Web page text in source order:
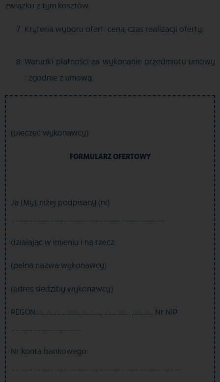
związku z tym kosztów.
Kryteria wyboru ofert: cena, czas realizacji oferty.
Warunki płatności za wykonanie przedmiotu umowy
: zgodnie z umową.
(pieczęć wykonawcy)
FORMULARZ OFERTOWY
Ja (My), niżej podpisany (ni)
działając w imieniu i na rzecz:
(pełna nazwa wykonawcy)
(adres siedziby wykonawcy)
REGON…………………………………….., …………….. ,…………. Nr NIP
Nr konta bankowego: